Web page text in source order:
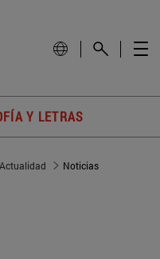
Y LETRAS
Actualidad Noticias